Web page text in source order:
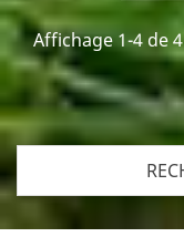
Affichage 1-4 de